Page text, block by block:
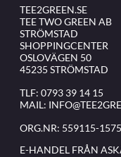
TEE2GREEN.SE
TEE TWO GREEN AB
STRÖMSTAD
SHOPPINGCENTER
OSLOVÄGEN 50
45235 STRÖMSTAD
TLF: 0793 39 14 15
MAIL:
ORG.NR: 559115-1575
E-HANDEL FRÅN